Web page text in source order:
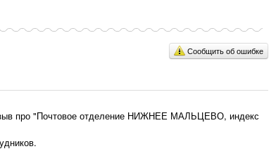
Сообщить об ошибке
про "Почтовое отделение НИЖНЕЕ МАЛЬЦЕВО, индекс